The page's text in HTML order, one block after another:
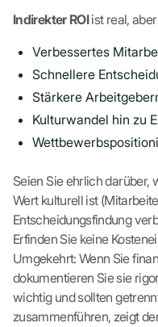
Indirekter ROIist real,
Verbessertes
Schnellere
Stärkere
Kulturwandel hin zu
Seien Sie ehrlich darüber,
Wert kulturell ist
Entscheidungsfindung
Erfinden Sie keine
Umgekehrt: Wenn Sie
dokumentieren Sie sie
wichtig und sollten
zusammenführen, zeigt